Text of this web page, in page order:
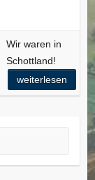
Wir waren in
Schottland!
weiterlesen